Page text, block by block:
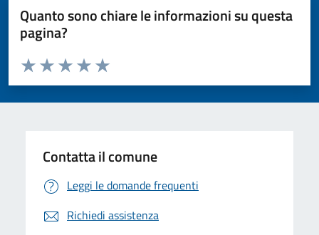
Quanto sono chiare le informazioni su questa
pagina?
Valuta da 1 a 5 stelle la pagina
Valuta 5 stelle su 5
Valuta 4 stelle su 5
Valuta 3 stelle su 5
Valuta 2 stelle su 5
Valuta 1 stelle su 5
Contatta il comune
Leggi le domande frequenti
Richiedi assistenza